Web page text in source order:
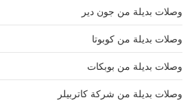
وصلات بديلة من جون دير
وصلات بديلة من كوبوتا
وصلات بديلة من بوبكات
وصلات بديلة من شركة كاتربيلر